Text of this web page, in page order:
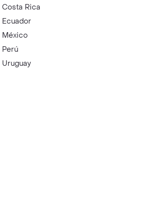
Costa Rica
Ecuador
México
Perú
Uruguay